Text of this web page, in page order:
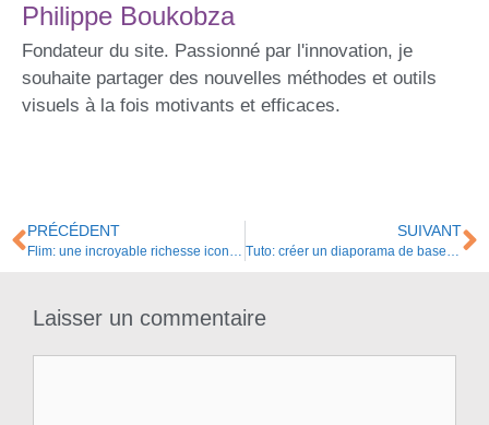
Philippe Boukobza
Fondateur du site. Passionné par l'innovation, je
souhaite partager des nouvelles méthodes et outils
visuels à la fois motivants et efficaces.
PRÉCÉDENT
Flim: une incroyable richesse iconographique venue du cinema!
SUIVANT
Tuto: créer un diaporama de base avec Genially
Laisser un commentaire